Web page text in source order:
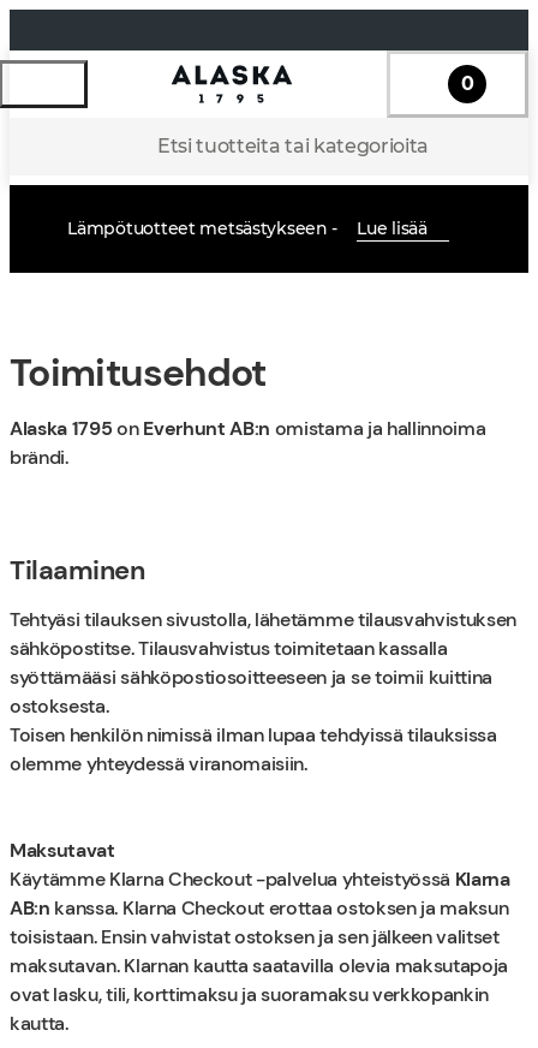
Etsi tuotteita tai kategorioita
0
Lämpötuotteet metsästykseen - Lue lisää
Toimitusehdot
Alaska 1795onEverhunt AB:n omistama ja hallinnoima
brändi.
Tilaaminen
Tehtyäsi tilauksen sivustolla, lähetämme tilausvahvistuksen
sähköpostitse. Tilausvahvistus toimitetaan kassalla
syöttämääsi sähköpostiosoitteeseen ja se toimii kuittina
ostoksesta.
Toisen henkilön nimissä ilman lupaa tehdyissä tilauksissa
olemme yhteydessä viranomaisiin.
Maksutavat
Käytämme Klarna Checkout -palvelua yhteistyössä Klarna
AB:n kanssa. Klarna Checkout erottaa ostoksen ja maksun
toisistaan. Ensin vahvistat ostoksen ja sen jälkeen valitset
maksutavan. Klarnan kautta saatavilla olevia maksutapoja
ovat lasku, tili, korttimaksu ja suoramaksu verkkopankin
kautta.